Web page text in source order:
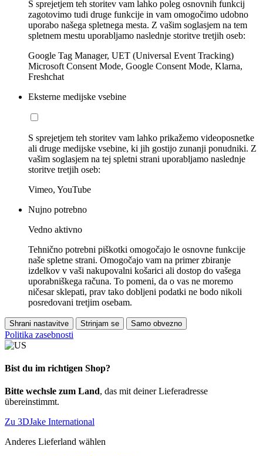
S sprejetjem teh storitev vam lahko poleg osnovnih funkcij
zagotovimo tudi druge funkcije in vam omogočimo udobno
uporabo našega spletnega mesta. Z vašim soglasjem na tem
spletnem mestu uporabljamo naslednje storitve tretjih oseb:
Google Tag Manager, UET (Universal Event Tracking)
Microsoft Consent Mode, Google Consent Mode, Klarna,
Freshchat
Eksterne medijske vsebine
S sprejetjem teh storitev vam lahko prikažemo videoposnetke
ali druge medijske vsebine, ki jih gostijo zunanji ponudniki. Z
vašim soglasjem na tej spletni strani uporabljamo naslednje
storitve tretjih oseb:
Vimeo, YouTube
Nujno potrebno
Vedno aktivno
Tehnično potrebni piškotki omogočajo le osnovne funkcije
naše spletne strani. Omogočajo vam na primer zbiranje
izdelkov v vaši nakupovalni košarici ali dostop do vašega
uporabniškega računa. To pomeni, da o vas ne moremo
ničesar sklepati, prav tako dobljeni podatki ne bodo nikoli
posredovani tretjim osebam.
Shrani nastavitve Strinjam se Samo obvezno
Politika zasebnosti
Bist du im richtigen Shop?
Bitte wechsle zum Land, das mit deiner Lieferadresse
übereinstimmt.
Zu 3DJake International
Anderes Lieferland wählen